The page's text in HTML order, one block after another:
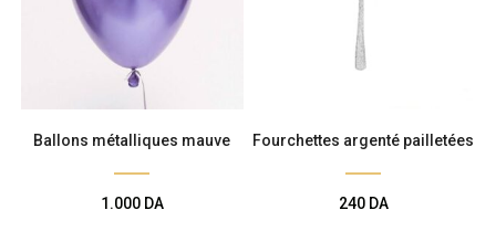
Ballons métalliques mauve
1.000 DA
Fourchettes argenté pailletées
240 DA